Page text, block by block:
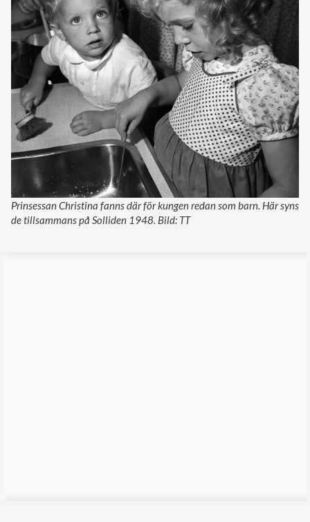
Prinsessan Christina fanns där för kungen redan som barn. Här syns
de tillsammans på Solliden 1948. Bild: TT